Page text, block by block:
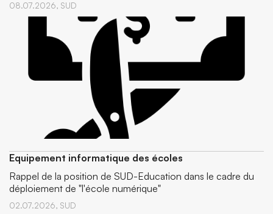
08.07.2026, SUD
Equipement informatique des écoles
Rappel de la position de SUD-Education dans le cadre du
déploiement de "l'école numérique"
02.07.2026, SUD